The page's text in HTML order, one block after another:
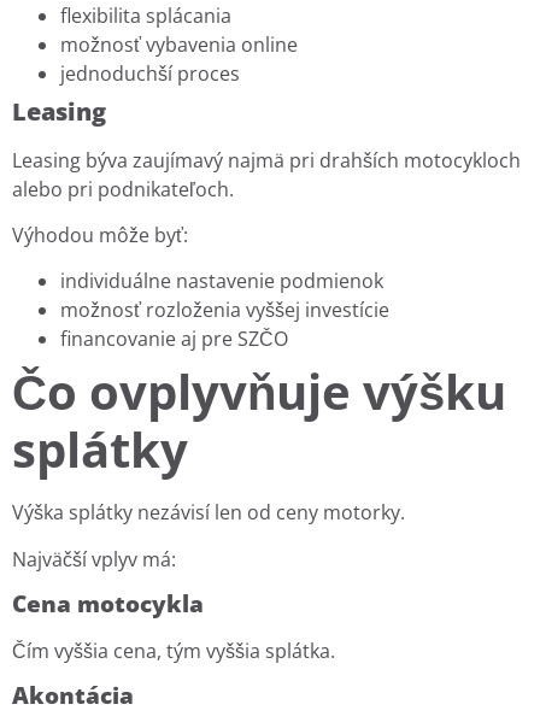
flexibilita splácania
možnosť vybavenia online
jednoduchší proces
Leasing
Leasing býva zaujímavý najmä pri drahších motocykloch
alebo pri podnikateľoch.
Výhodou môže byť:
individuálne nastavenie podmienok
možnosť rozloženia vyššej investície
financovanie aj pre SZČO
Čo ovplyvňuje výšku
splátky
Výška splátky nezávisí len od ceny motorky.
Najväčší vplyv má:
Cena motocykla
Čím vyššia cena, tým vyššia splátka.
Akontácia